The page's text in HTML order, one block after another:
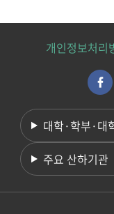
개인정보처리
대학·학부·대
주요 산하기관